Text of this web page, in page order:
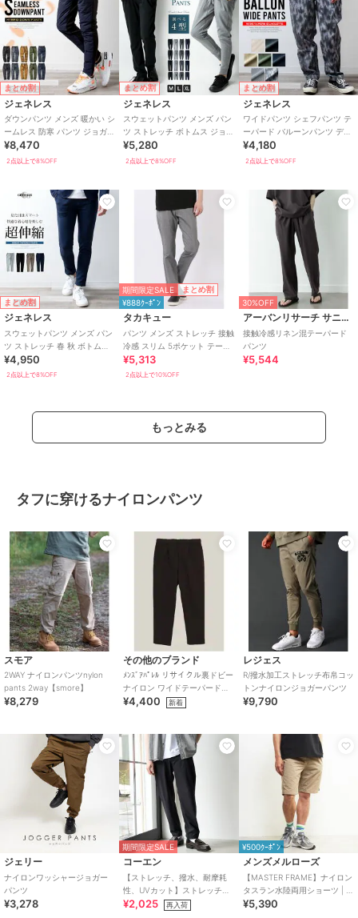
まとめ割
ジェネレス
ダウンパンツ メンズ 暖かい シ
ームレス 防寒 パンツ ジョガー
パンツ テーパードパンツ 秋冬
黒
¥8,470
2点以上で8%OFF
まとめ割
ジェネレス
スウェットパンツ メンズ パン
ツ ストレッチ ボトムス ジョガ
ーパンツ テーパードパンツ ス
リム
¥5,280
2点以上で8%OFF
まとめ割
ジェネレス
ワイドパンツ シェフパンツ テ
ーパード バルーンパンツ デニ
ム チノパン サルエルパンツ ル
ーズ
¥4,180
2点以上で8%OFF
まとめ割
ジェネレス
スウェットパンツ メンズ パン
ツ ストレッチ 春 秋 ボトムス
テーパードパンツ テーパード
¥4,950
2点以上で8%OFF
期間限定SALE まとめ割
¥888ｸｰﾎﾟﾝ
タカキュー
パンツ メンズ ストレッチ 接触
冷感 スリム 5ポケット テーパ
¥5,313
2点以上で10%OFF
30%OFF
アーバンリサーチ サニーレーベル
接触冷感リネン混テーパード
パンツ
¥5,544
もっとみる
タフに穿けるナイロンパンツ
スモア
2WAY ナイロンパンツnylon
pants 2way【smore】
¥8,279
その他のブランド
ﾒﾝｽﾞｱﾊﾟﾚﾙ リサイクル裏ドビー
ナイロン ワイドテーパードパ
ンツ MENS
¥4,400 新着
レジェス
R/撥水加工ストレッチ布帛コッ
トンナイロンジョガーパンツ
¥9,790
ジェリー
ナイロンワッシャージョガー
パンツ
¥3,278
期間限定SALE
コーエン
【ストレッチ、撥水、耐摩耗
性、UVカット】ストレッチテ
ックナイロンレギュラーパン
¥2,025 再入荷
¥500ｸｰﾎﾟﾝ
メンズメルローズ
【MASTER FRAME】ナイロン
タスラン水陸両用ショーツ | 撥
水/UVカット
¥5,390